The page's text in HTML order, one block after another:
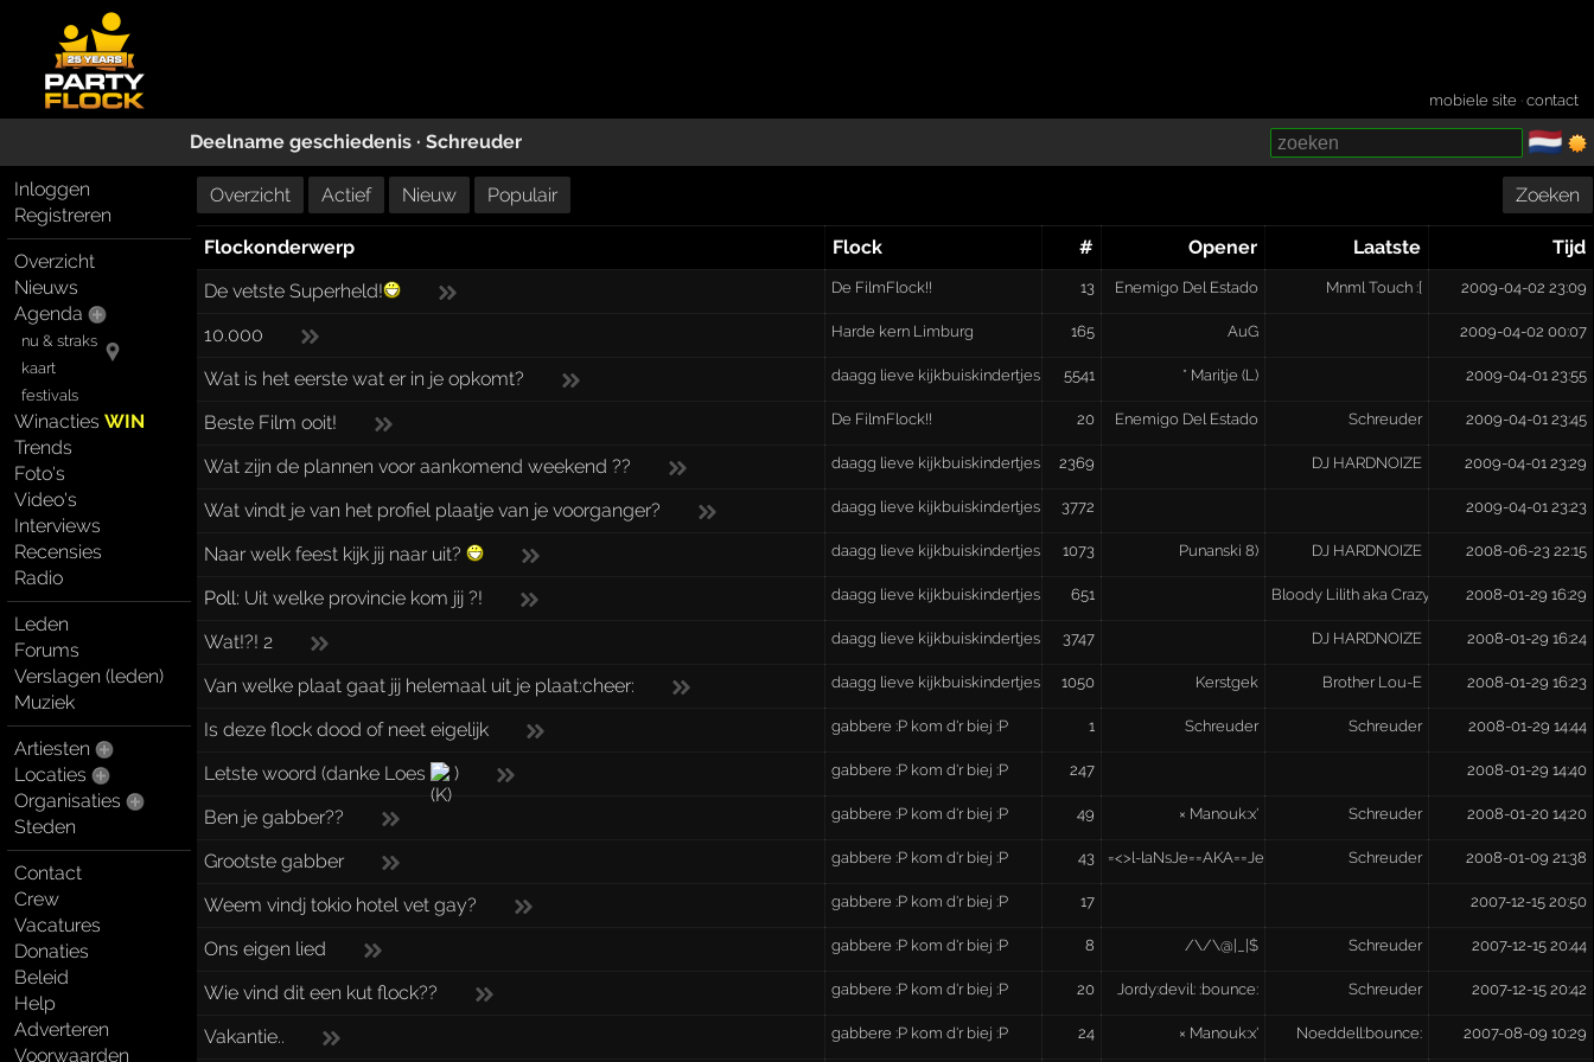
mobiele site ·contact
Deelname geschiedenis · Schreuder 🇳🇱
Inloggen
Registreren
Overzicht
Nieuws
Agenda
nu & straks
kaart
festivals
WinactiesWIN
Trends
Foto's
Video's
Interviews
Recensies
Radio
Leden
Forums
Verslagen (leden)
Muziek
Artiesten
Locaties
Organisaties
Steden
Contact
Crew
Vacatures
Donaties
Beleid
Help
Adverteren
Voorwaarden
Overzicht Actief Nieuw Populair Zoeken
Flockonderwerp Flock # Opener Laatste
Tijd
De vetste Superheld!
De FilmFlock!! 13 Enemigo Del Estado Mnml Touch :[ 2009-04-02 23:09
10.000 Harde kern Limburg 165 AuG 2009-04-02 00:07
Wat is het eerste wat er in je opkomt? daagg lieve kijkbuiskindertjes 5541 * Maritje (L) 2009-04-01 23:55
Beste Film ooit! De FilmFlock!! 20 Enemigo Del Estado Schreuder 2009-04-01 23:45
Wat zijn de plannen voor aankomend weekend ?? daagg lieve kijkbuiskindertjes 2369 DJ HARDNOIZE 2009-04-01 23:29
Wat vindt je van het profiel plaatje van je voorganger? daagg lieve kijkbuiskindertjes 3772 2009-04-01 23:23
Naar welk feest kijk jij naar uit? daagg lieve kijkbuiskindertjes 1073 Punanski 8) DJ HARDNOIZE 2008-06-23 22:15
Poll: Uit welke provincie kom jij ?! daagg lieve kijkbuiskindertjes 651 Bloody Lilith aka Crazy Bitch2008-01-29 16:29
Wat!?! 2 daagg lieve kijkbuiskindertjes 3747 DJ HARDNOIZE 2008-01-29 16:24
Van welke plaat gaat jij helemaal uit je plaat:cheer: daagg lieve kijkbuiskindertjes 1050 Kerstgek Brother Lou-E 2008-01-29 16:23
Is deze flock dood of neet eigelijk gabbere :P kom d'r biej :P 1 Schreuder Schreuder 2008-01-29 14:44
Letste woord (danke Loes ) gabbere :P kom d'r biej :P 247 2008-01-29 14:40
Ben je gabber?? gabbere :P kom d'r biej :P 49 × Manouk:x' Schreuder 2008-01-20 14:20
Grootste gabber gabbere :P kom d'r biej :P 43 =<>l-laNsJe==AKA==Jezus<>= Schreuder 2008-01-09 21:38
Weem vindj tokio hotel vet gay? gabbere :P kom d'r biej :P 17 2007-12-15 20:50
Ons eigen lied gabbere :P kom d'r biej :P 8 /\/\@|_|$ Schreuder 2007-12-15 20:44
Wie vind dit een kut flock?? gabbere :P kom d'r biej :P 20 Jordy:devil: :bounce: Schreuder 2007-12-15 20:42
Vakantie.. gabbere :P kom d'r biej :P 24 × Manouk:x' Noeddell:bounce: 2007-08-09 10:29